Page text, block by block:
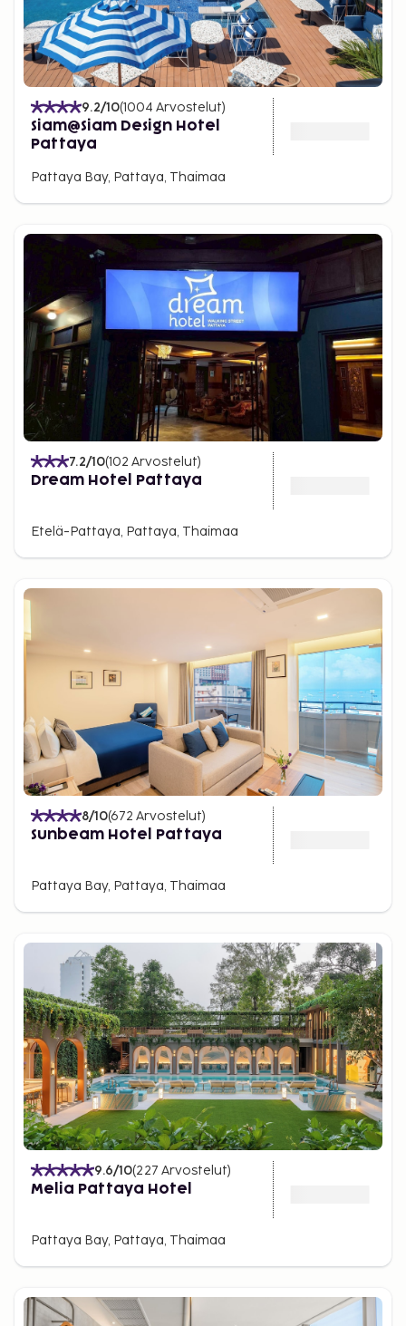
9.2/10(1004 Arvostelut)
Siam@Siam Design Hotel
Pattaya
Pattaya Bay, Pattaya, Thaimaa
7.2/10(102 Arvostelut)
Dream Hotel Pattaya
Etelä-Pattaya, Pattaya, Thaimaa
8/10(672 Arvostelut)
Sunbeam Hotel Pattaya
Pattaya Bay, Pattaya, Thaimaa
9.6/10(227 Arvostelut)
Melia Pattaya Hotel
Pattaya Bay, Pattaya, Thaimaa